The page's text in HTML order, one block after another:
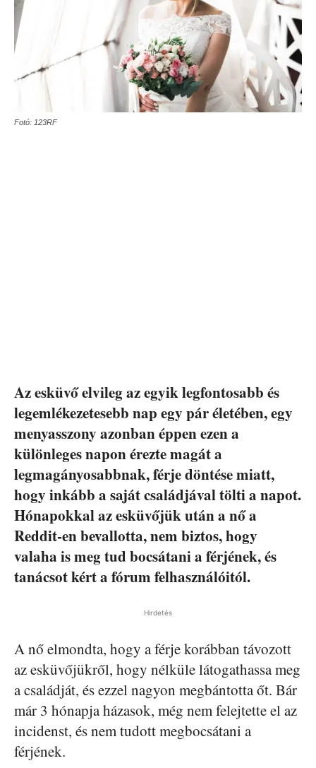
Fotó: 123RF
Az esküvő elvileg az egyik legfontosabb és
legemlékezetesebb nap egy pár életében, egy
menyasszony azonban éppen ezen a
különleges napon érezte magát a
legmagányosabbnak, férje döntése miatt,
hogy inkább a saját családjával tölti a napot.
Hónapokkal az esküvőjük után a nő a
Reddit-en bevallotta, nem biztos, hogy
valaha is meg tud bocsátani a férjének, és
tanácsot kért a fórum felhasználóitól.
Hirdetés
A nő elmondta, hogy a férje korábban távozott
az esküvőjükről, hogy nélküle látogathassa meg
a családját, és ezzel nagyon megbántotta őt. Bár
már 3 hónapja házasok, még nem felejtette el az
incidenst, és nem tudott megbocsátani a
férjének.